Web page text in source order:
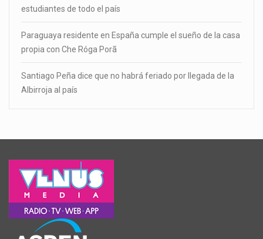
estudiantes de todo el país
Paraguaya residente en España cumple el sueño de la casa
propia con Che Róga Porã
Santiago Peña dice que no habrá feriado por llegada de la
Albirroja al país